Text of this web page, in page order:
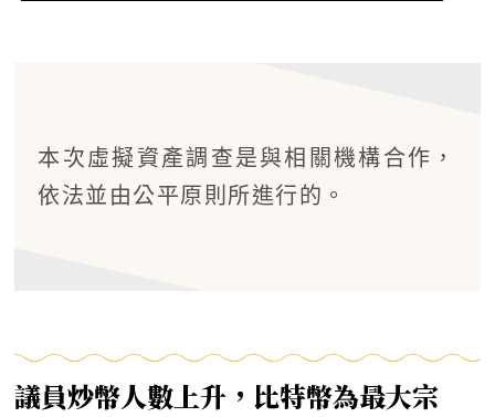
本次虛擬資產調查是與相關機構合作，
依法並由公平原則所進行的。
議員炒幣人數上升， 比特幣為最大宗